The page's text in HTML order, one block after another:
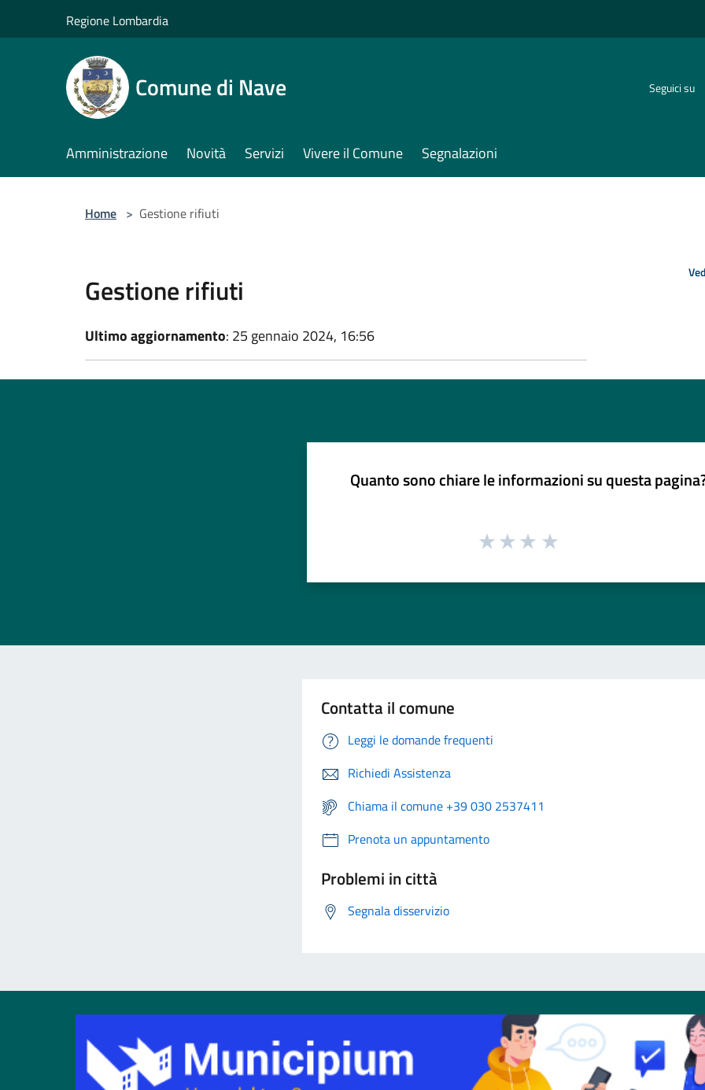
Regione Lombardia
Comune di Nave Seguici su
Amministrazione Novità Servizi Vivere il Comune Segnalazioni
Home > Gestione rifiuti
Gestione rifiuti
Ultimo aggiornamento: 25 gennaio 2024, 16:56
Quanto sono chiare le informazioni su questa
Contatta il comune
Leggi le domande frequenti
Richiedi Assistenza
Chiama il comune +39 030 2537411
Prenota un appuntamento
Problemi in città
Segnala disservizio